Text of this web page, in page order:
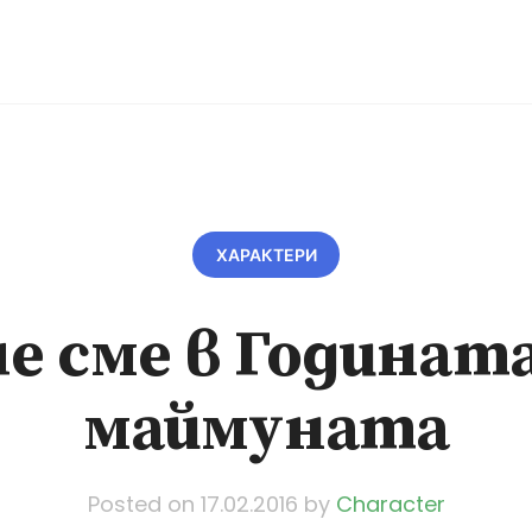
ХАРАКТЕРИ
сме в
маймуната
Posted on 17.02.2016 by Character